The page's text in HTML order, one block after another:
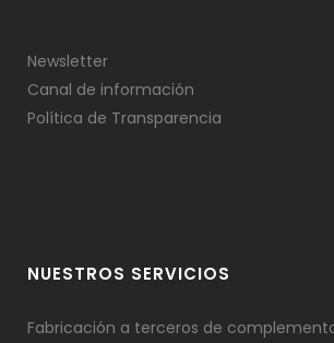
Newsletter
Canal de información
Política de Transparencia
NUESTROS SERVICIOS
Fabricación a terceros de